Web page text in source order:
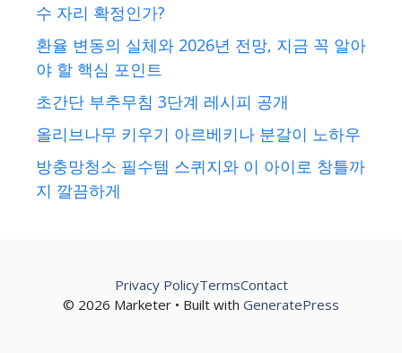
수 자리 확정인가?
환율 변동의 실체와 2026년 전망, 지금 꼭 알아
야 할 핵심 포인트
초간단 부추무침 3단계 레시피 공개
올리브나무 키우기 아르베키나 분갈이 노하우
방충망청소 필수템 스퀴지와 이 아이로 창틀까
지 깔끔하게
© 2026 Marketer • Built with GeneratePress
Privacy PolicyTermsContact